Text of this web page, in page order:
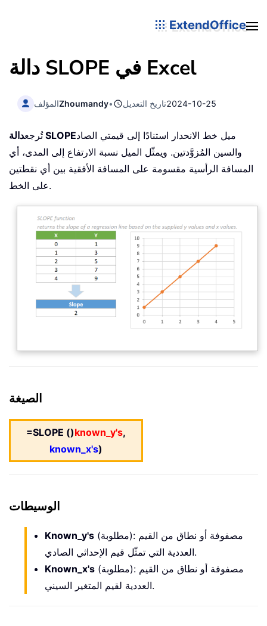
ExtendOffice
دالة SLOPE في Excel
المؤلفZhoumandy• تاريخ التعديل2024-10-25
تُرجعدالة SLOPEميل خط الانحدار استنادًا إلى قيمتي الصاد
والسين المُزوَّدتين. ويمثّل الميل نسبة الارتفاع إلى المدى، أي
المسافة الرأسية مقسومة على المسافة الأفقية بين أي نقطتين
على الخط.
الصيغة
=SLOPE ()known_y's,
known_x's)
الوسيطات
Known_y's (مطلوبة): مصفوفة أو نطاق من القيم
العددية التي تمثّل قيم الإحداثي الصادي.
Known_x's (مطلوبة): مصفوفة أو نطاق من القيم
العددية لقيم المتغير السيني.